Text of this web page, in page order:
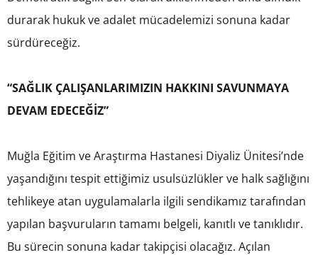
durarak hukuk ve adalet mücadelemizi sonuna kadar
sürdüreceğiz.
“SAĞLIK ÇALIŞANLARIMIZIN HAKKINI SAVUNMAYA
DEVAM EDECEĞİZ”
Muğla Eğitim ve Araştırma Hastanesi Diyaliz Ünitesi’nde
yaşandığını tespit ettiğimiz usulsüzlükler ve halk sağlığını
tehlikeye atan uygulamalarla ilgili sendikamız tarafından
yapılan başvuruların tamamı belgeli, kanıtlı ve tanıklıdır.
Bu sürecin sonuna kadar takipçisi olacağız. Açılan